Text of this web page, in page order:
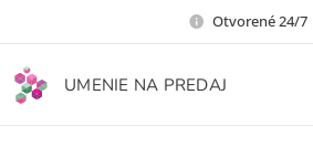
Otvorené 24/7
UMENIE NA PREDAJ